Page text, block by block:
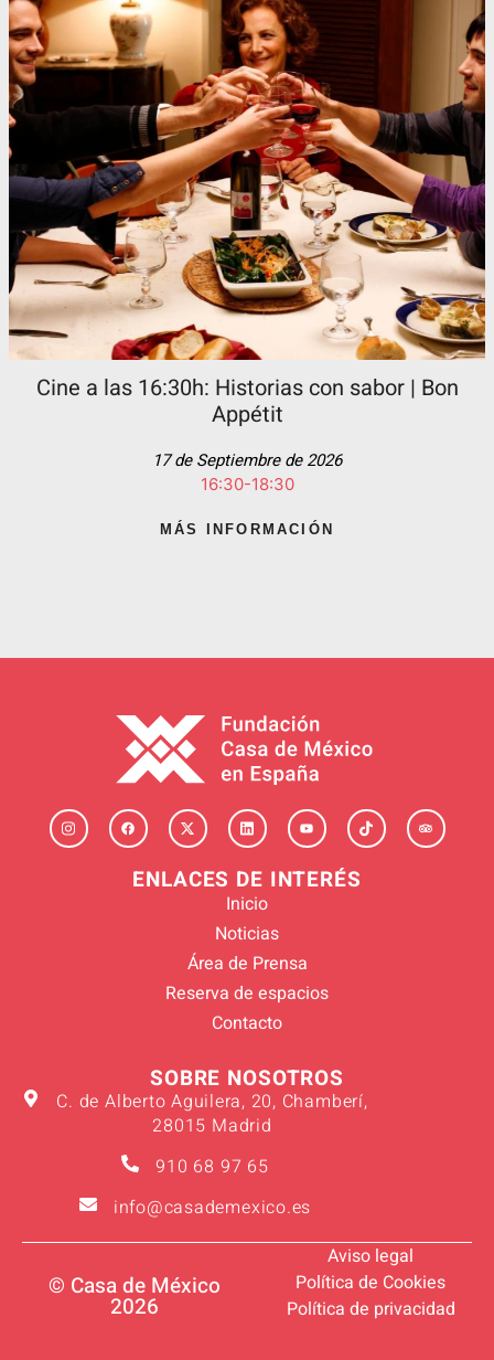
Cine a las 16:30h: Historias con sabor | Bon
Appétit
17 de Septiembre de 2026
16:30-18:30
MÁS INFORMACIÓN
ENLACES DE INTERÉS
Inicio
Noticias
Área de Prensa
Reserva de espacios
Contacto
SOBRE NOSOTROS
C. de Alberto Aguilera, 20, Chamberí,
28015 Madrid
910 68 97 65
info@casademexico.es
© Casa de México
2026
Aviso legal
Política de Cookies
Política de privacidad